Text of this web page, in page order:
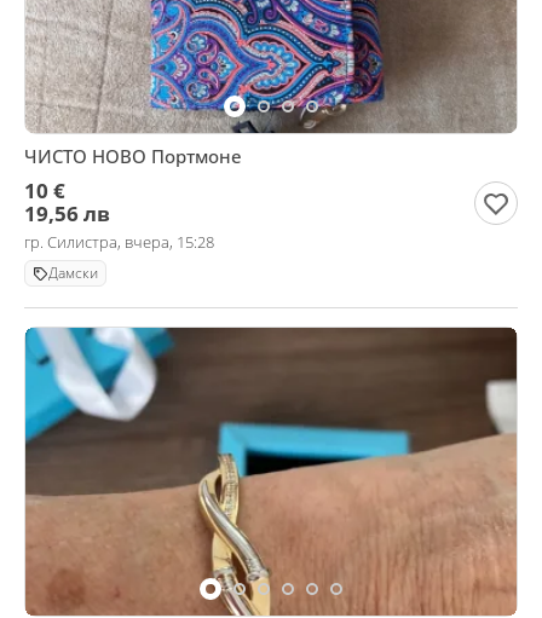
ЧИСТО НОВО Портмоне
10 €
19,56 лв
гр. Силистра, вчера, 15:28
Дамски